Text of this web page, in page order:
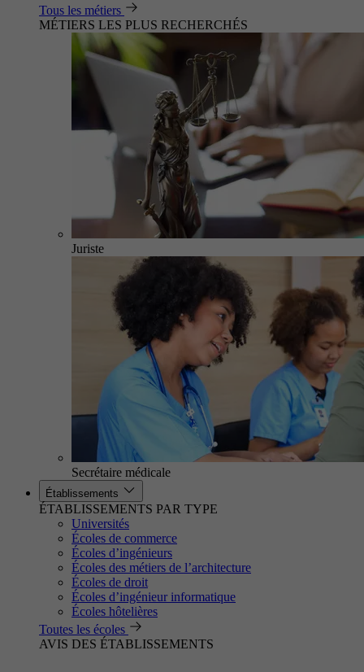
Tous les métiers
MÉTIERS LES PLUS RECHERCHÉS
Juriste
Secrétaire médicale
Établissements
ÉTABLISSEMENTS PAR TYPE
Universités
Écoles de commerce
Écoles d’ingénieurs
Écoles des métiers de l’architecture
Écoles de droit
Écoles d’ingénieur informatique
Écoles hôtelières
Toutes les écoles
AVIS DES ÉTABLISSEMENTS